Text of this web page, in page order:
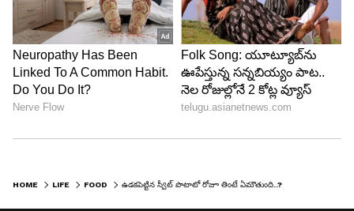
HOME LIFE FOOD ఉడకపెట్టిన స్వీట్ పొటాటో రోజూ తింటే ఏమౌతుంది..?